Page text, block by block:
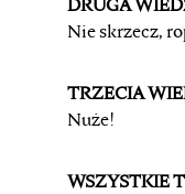
DRUGA
Nie skrzecz,
TRZECIA
Nuże!
WSZYSTKIE